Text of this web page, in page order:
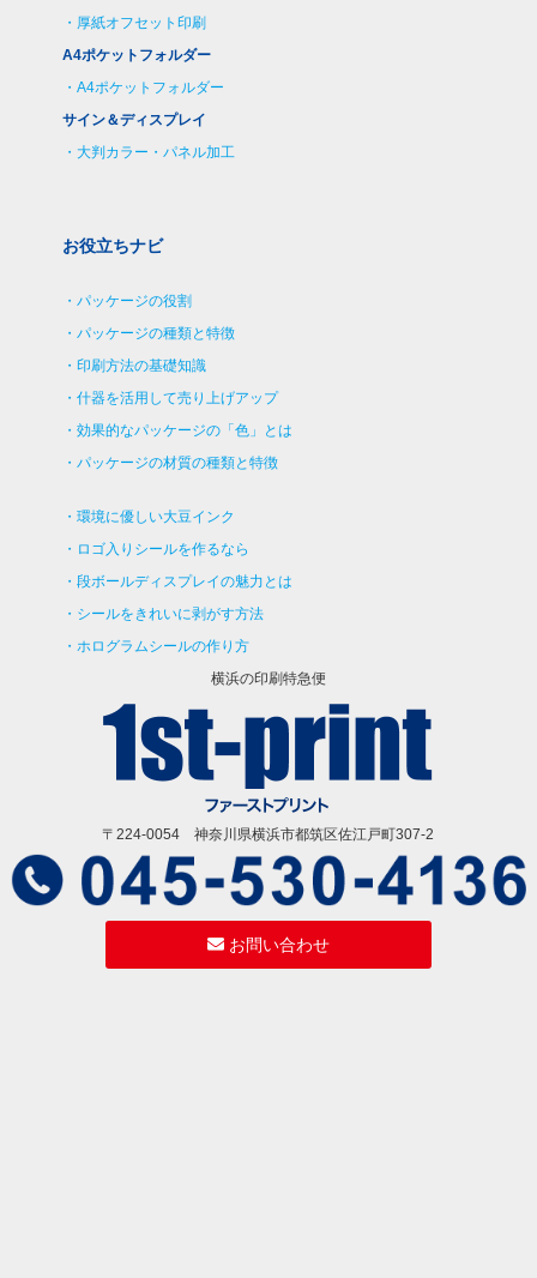
厚紙オフセット印刷
A4ポケットフォルダー
A4ポケットフォルダー
サイン＆ディスプレイ
大判カラー・パネル加工
お役立ちナビ
パッケージの役割
パッケージの種類と特徴
印刷方法の基礎知識
什器を活用して売り上げアップ
効果的なパッケージの「色」とは
パッケージの材質の種類と特徴
環境に優しい大豆インク
ロゴ入りシールを作るなら
段ボールディスプレイの魅力とは
シールをきれいに剥がす方法
ホログラムシールの作り方
横浜の印刷特急便
〒224-0054 神奈川県横浜市都筑区佐江戸町307-2
お問い合わせ